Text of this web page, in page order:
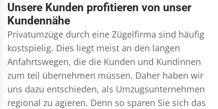
Unsere Kunden profitieren von unser
Kundennähe
Privatumzüge durch eine Zügelfirma sind häufig
kostspielig. Dies liegt meist an den langen
Anfahrtswegen, die die Kunden und Kundinnen
zum teil übernehmen müssen. Daher haben wir
uns dazu entschieden, als Umzugsunternehmen
regional zu agieren. Denn so sparen Sie sich das